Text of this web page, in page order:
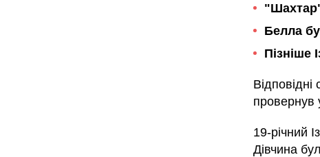
Белла
Пізніше
Відповідні
провернув
19-річний
Дівчина